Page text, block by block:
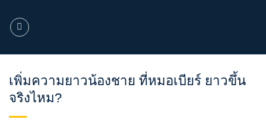
เพิ่มความยาวน้องชาย ที่หมอเบียร์ ยาวขึ้น
จริงไหม?